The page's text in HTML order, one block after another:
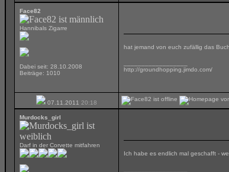
Face82
Hannibals Zigarre
Dabei seit: 28.10.2008
Beiträge: 1010
hat jemand von euch zufällig das
http://groundhopping.jimdo.com/
07.11.2011 20:18
Murdocks_girl
Darf in der Corvette mitfahren
Ich habe es endlich mal geschafft -